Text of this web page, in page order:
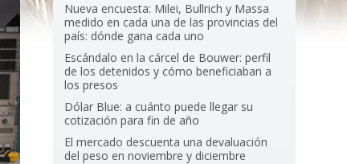
Nueva encuesta: Milei, Bullrich y Massa
medido en cada una de las provincias del
país: dónde gana cada uno
Escándalo en la cárcel de Bouwer: perfil
de los detenidos y cómo beneficiaban a
los presos
Dólar Blue: a cuánto puede llegar su
cotización para fin de año
El mercado descuenta una devaluación
del peso en noviembre y diciembre